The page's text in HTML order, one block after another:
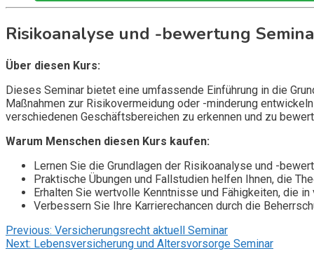
Risikoanalyse und -bewertung
Über diesen Kurs:
Dieses Seminar bietet eine umfassende Einführung in die
Maßnahmen zur Risikovermeidung oder -minderung
verschiedenen Geschäftsbereichen zu erkennen und zu
Warum Menschen diesen Kurs kaufen:
Lernen Sie die Grundlagen der Risikoanalyse und -
Praktische Übungen und Fallstudien helfen Ihnen, die
Erhalten Sie wertvolle Kenntnisse und Fähigkeiten, die
Verbessern Sie Ihre Karrierechancen durch die
Beitragsnavigation
Previous: Versicherungsrecht aktuell Seminar
Next: Lebensversicherung und Altersvorsorge Seminar